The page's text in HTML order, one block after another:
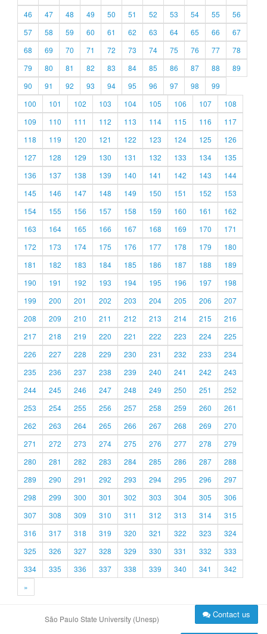
46
47 48 49 50 51 52 53 54 55
56
57
58 59 60 61 62 63 64 65 66
67
68
69 70 71 72 73 74 75 76 77
78
79
80 81 82 83 84 85 86 87 88
89
90
91 92 93 94 95 96 97 98
99
100
101 102 103 104 105 106 107
108
109
110 111 112 113 114 115 116
117
118
119 120 121 122 123 124 125
126
127
128 129 130 131 132 133 134
135
136
137 138 139 140 141 142 143
144
145
146 147 148 149 150 151 152
153
154
155 156 157 158 159 160 161
162
163
164 165 166 167 168 169 170
171
172
173 174 175 176 177 178 179
180
181
182 183 184 185 186 187 188
189
190
191 192 193 194 195 196 197
198
199
200 201 202 203 204 205 206
207
208
209 210 211 212 213 214 215
216
217
218 219 220 221 222 223 224
225
226
227 228 229 230 231 232 233
234
235
236 237 238 239 240 241 242
243
244
245 246 247 248 249 250 251
252
253
254 255 256 257 258 259 260
261
262
263 264 265 266 267 268 269
270
271
272 273 274 275 276 277 278
279
280
281 282 283 284 285 286 287
288
289
290 291 292 293 294 295 296
297
298
299 300 301 302 303 304 305
306
307
308 309 310 311 312 313 314
315
316
317 318 319 320 321 322 323
324
325
326 327 328 329 330 331 332
333
334
335 336 337 338 339 340 341
342
»
São Paulo State University (Unesp) Contact us